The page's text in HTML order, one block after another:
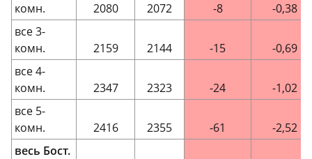
комн.
2080 2072 -8
-0,38
все 3-
комн.
2159 2144 -15
-0,69
все 4-
комн.
2347 2323 -24
-1,02
все 5-
комн.
2416 2355 -61
-2,52
весь Бост.